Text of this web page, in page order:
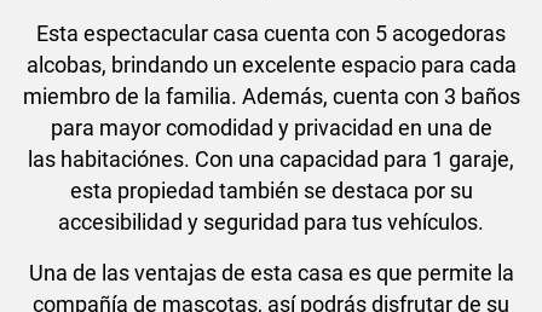
Esta espectacular casa cuenta con 5 acogedoras
alcobas, brindando un excelente espacio para cada
miembro de la familia. Además, cuenta con 3 baños
para mayor comodidad y privacidad en una de
las habitaciónes. Con una capacidad para 1 garaje,
esta propiedad también se destaca por su
accesibilidad y seguridad para tus vehículos.
Una de las ventajas de esta casa es que permite la
compañía de mascotas, así podrás disfrutar de su